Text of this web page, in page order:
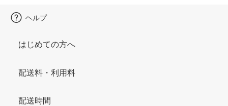
ヘルプ
はじめての方へ
配送料・利用料
配送時間